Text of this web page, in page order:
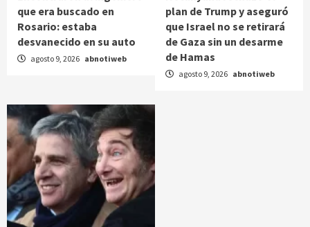
que era buscado en
Rosario: estaba
desvanecido en su auto
agosto 9, 2026 abnotiweb
plan de Trump y aseguró
que Israel no se retirará
de Gaza sin un desarme
de Hamas
agosto 9, 2026 abnotiweb